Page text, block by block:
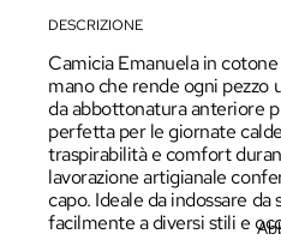
DESCRIZIONE
Camicia Emanuela in
mano che rende ogni pezzo
da abbottonatura anteriore
perfetta per le giornate
traspirabilità e comfort
lavorazione artigianale
capo. Ideale da indossare
facilmente a diversi stili e